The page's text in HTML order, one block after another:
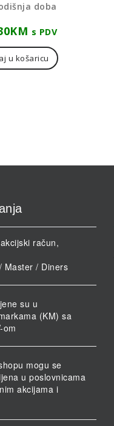
doba
KM s PDV
u košaricu
račun,
Master / Diners
su u
(KM) sa
om
mogu se
u poslovnicama
akcijama i